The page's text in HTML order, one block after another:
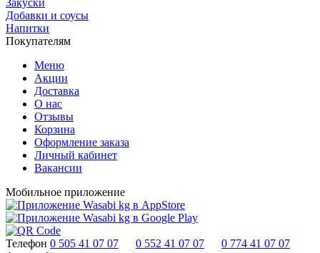
Закуски
Добавки и соусы
Напитки
Покупателям
Меню
Акции
Доставка
О нас
Отзывы
Корзина
Оформление заказа
Личный кабинет
Вакансии
Мобильное приложение
Телефон 0 505 41 07 07 0 552 41 07 07
0 774 41 07 07